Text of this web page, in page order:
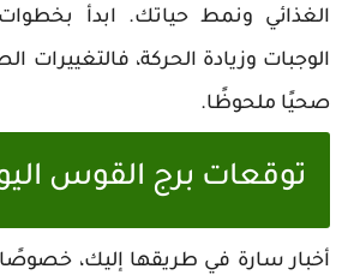
الغذائي ونمط حياتك. ابدأ
الوجبات وزيادة الحركة، فالتغييرات
صحيًا ملحوظًا.
توقعات برج القوس
أخبار سارة في طريقها إليك، خصوصًا